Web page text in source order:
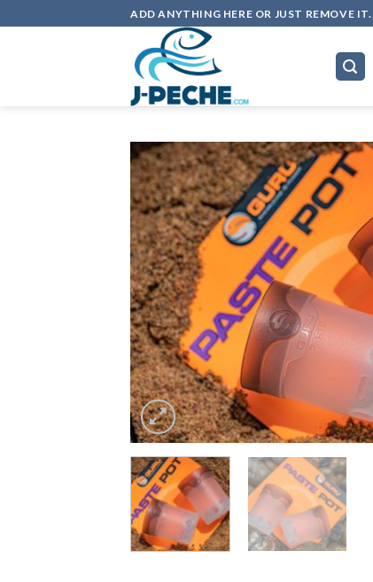
to
ADD ANYTHING HERE OR JUST REMOVE